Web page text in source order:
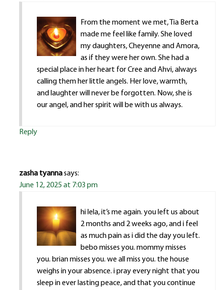
From the moment we met, Tia Berta
made me feel like family. She loved
my daughters, Cheyenne and Amora,
as if they were her own. She had a
special place in her heart for Cree and Ahvi, always
calling them her little angels. Her love, warmth,
and laughter will never be forgotten. Now, she is
our angel, and her spirit will be with us always.
Reply
zasha tyannasays:
June 12, 2025 at 7:03 pm
hi lela, it’s me again. you left us about
2 months and 2 weeks ago, and i feel
as much pain as i did the day you left.
bebo misses you. mommy misses
you. brian misses you. we all miss you. the house
weighs in your absence. i pray every night that you
sleep in ever lasting peace, and that you continue